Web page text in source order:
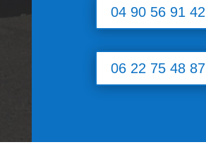
04 90 56 91 42
06 22 75 48 87